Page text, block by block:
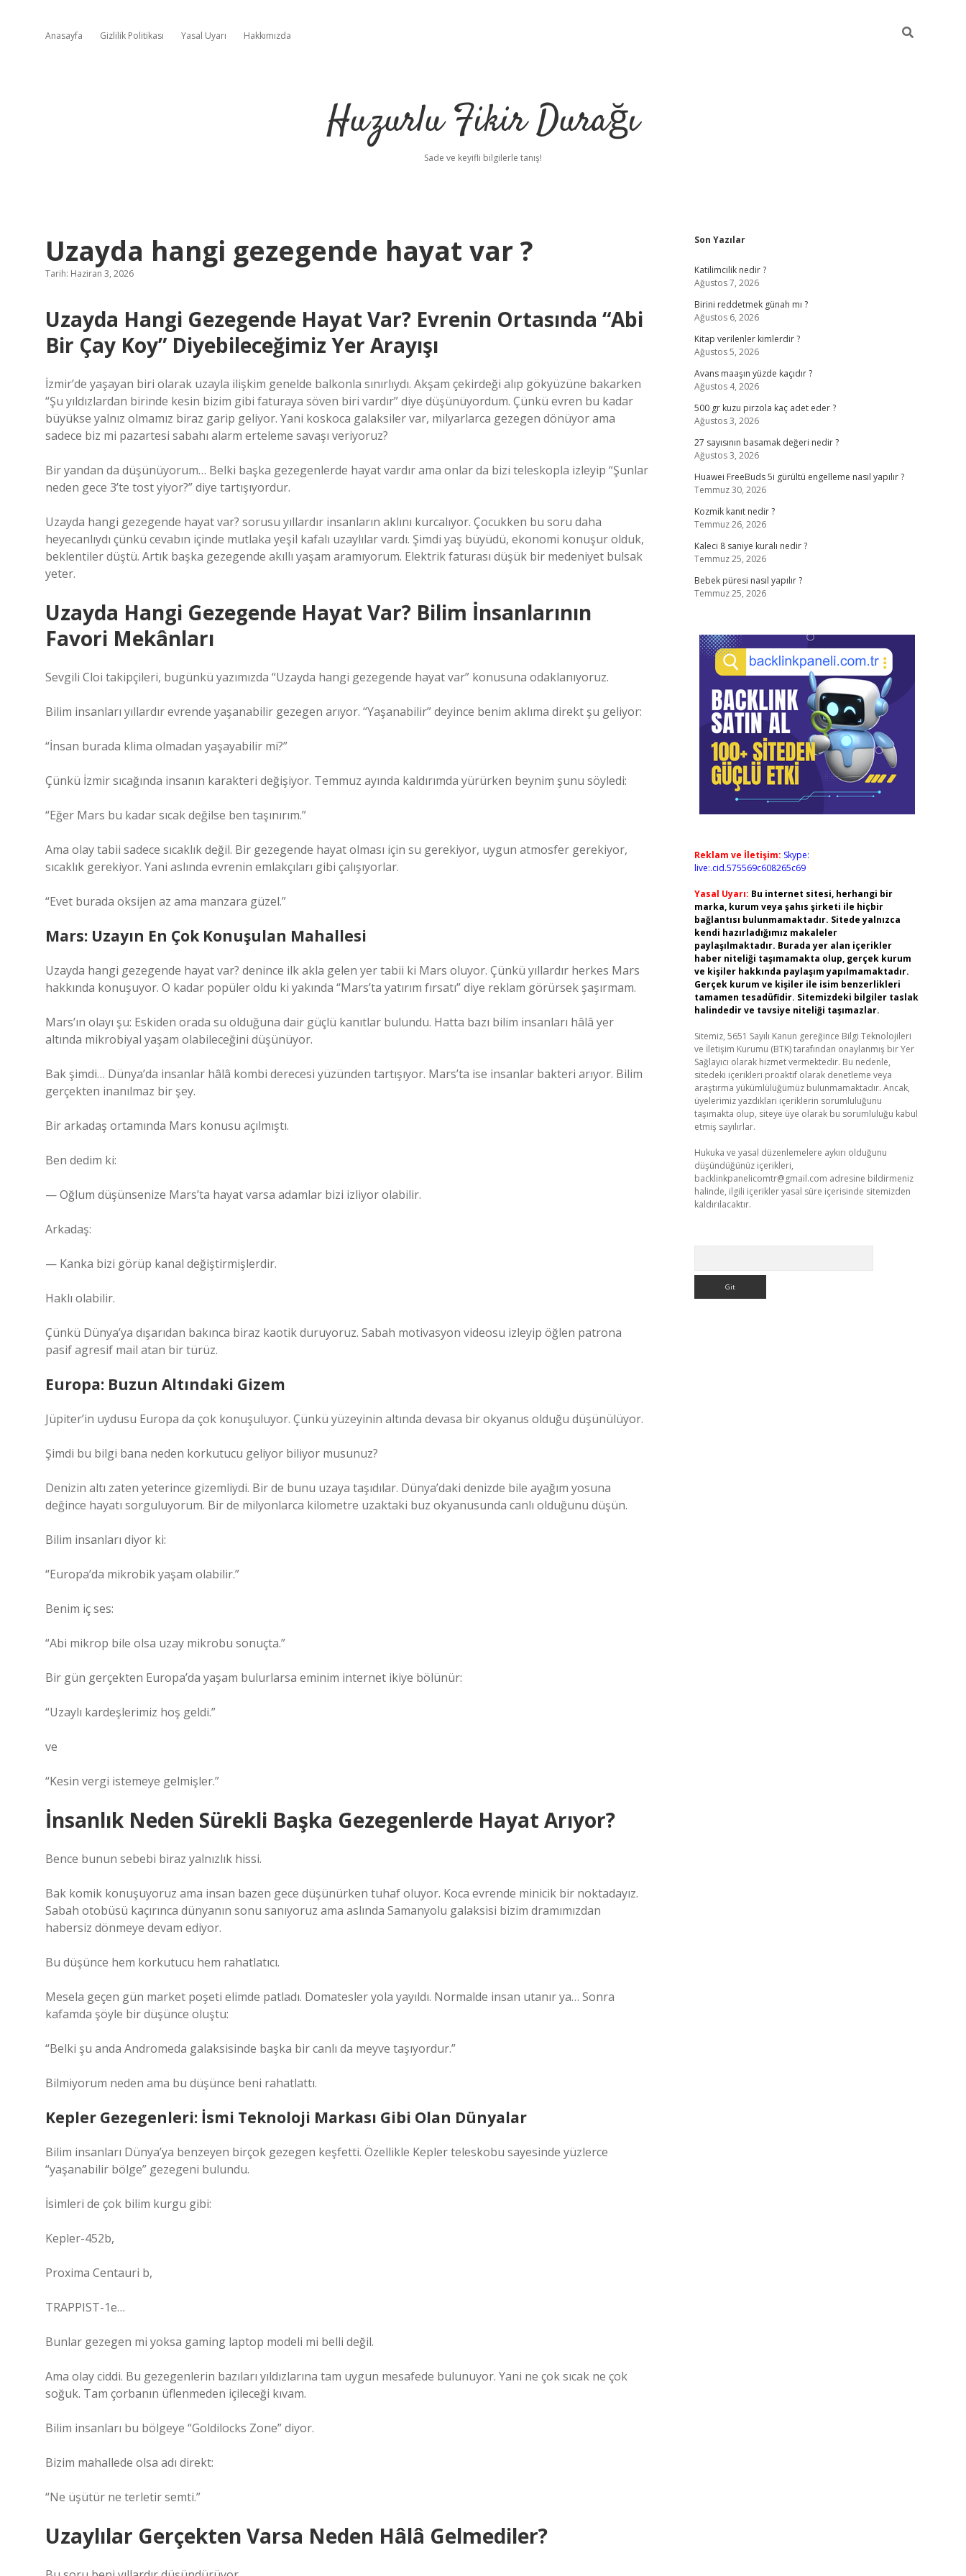
Anasayfa Gizlilik Politikası Yasal Uyarı Hakkımızda
Huzurlu Fikir Durağı
Sade ve keyifli bilgilerle tanış!
Uzayda hangi gezegende hayat var ?
Tarih: Haziran 3, 2026
Uzayda Hangi Gezegende Hayat Var? Evrenin Ortasında “Abi
Bir Çay Koy” Diyebileceğimiz Yer Arayışı
İzmir’de yaşayan biri olarak uzayla ilişkim genelde balkonla sınırlıydı. Akşam çekirdeği alıp gökyüzüne bakarken
“Şu yıldızlardan birinde kesin bizim gibi faturaya söven biri vardır” diye düşünüyordum. Çünkü evren bu kadar
büyükse yalnız olmamız biraz garip geliyor. Yani koskoca galaksiler var, milyarlarca gezegen dönüyor ama
sadece biz mi pazartesi sabahı alarm erteleme savaşı veriyoruz?
Bir yandan da düşünüyorum… Belki başka gezegenlerde hayat vardır ama onlar da bizi teleskopla izleyip “Şunlar
neden gece 3’te tost yiyor?” diye tartışıyordur.
Uzayda hangi gezegende hayat var? sorusu yıllardır insanların aklını kurcalıyor. Çocukken bu soru daha
heyecanlıydı çünkü cevabın içinde mutlaka yeşil kafalı uzaylılar vardı. Şimdi yaş büyüdü, ekonomi konuşur olduk,
beklentiler düştü. Artık başka gezegende akıllı yaşam aramıyorum. Elektrik faturası düşük bir medeniyet bulsak
yeter.
Uzayda Hangi Gezegende Hayat Var? Bilim İnsanlarının
Favori Mekânları
Sevgili Cloi takipçileri, bugünkü yazımızda “Uzayda hangi gezegende hayat var” konusuna odaklanıyoruz.
Bilim insanları yıllardır evrende yaşanabilir gezegen arıyor. “Yaşanabilir” deyince benim aklıma direkt şu geliyor:
“İnsan burada klima olmadan yaşayabilir mi?”
Çünkü İzmir sıcağında insanın karakteri değişiyor. Temmuz ayında kaldırımda yürürken beynim şunu söyledi:
“Eğer Mars bu kadar sıcak değilse ben taşınırım.”
Ama olay tabii sadece sıcaklık değil. Bir gezegende hayat olması için su gerekiyor, uygun atmosfer gerekiyor,
sıcaklık gerekiyor. Yani aslında evrenin emlakçıları gibi çalışıyorlar.
“Evet burada oksijen az ama manzara güzel.”
Mars: Uzayın En Çok Konuşulan Mahallesi
Uzayda hangi gezegende hayat var? denince ilk akla gelen yer tabii ki Mars oluyor. Çünkü yıllardır herkes Mars
hakkında konuşuyor. O kadar popüler oldu ki yakında “Mars’ta yatırım fırsatı” diye reklam görürsek şaşırmam.
Mars’ın olayı şu: Eskiden orada su olduğuna dair güçlü kanıtlar bulundu. Hatta bazı bilim insanları hâlâ yer
altında mikrobiyal yaşam olabileceğini düşünüyor.
Bak şimdi… Dünya’da insanlar hâlâ kombi derecesi yüzünden tartışıyor. Mars’ta ise insanlar bakteri arıyor. Bilim
gerçekten inanılmaz bir şey.
Bir arkadaş ortamında Mars konusu açılmıştı.
Ben dedim ki:
— Oğlum düşünsenize Mars’ta hayat varsa adamlar bizi izliyor olabilir.
Arkadaş:
— Kanka bizi görüp kanal değiştirmişlerdir.
Haklı olabilir.
Çünkü Dünya’ya dışarıdan bakınca biraz kaotik duruyoruz. Sabah motivasyon videosu izleyip öğlen patrona
pasif agresif mail atan bir türüz.
Europa: Buzun Altındaki Gizem
Jüpiter’in uydusu Europa da çok konuşuluyor. Çünkü yüzeyinin altında devasa bir okyanus olduğu düşünülüyor.
Şimdi bu bilgi bana neden korkutucu geliyor biliyor musunuz?
Denizin altı zaten yeterince gizemliydi. Bir de bunu uzaya taşıdılar. Dünya’daki denizde bile ayağım yosuna
değince hayatı sorguluyorum. Bir de milyonlarca kilometre uzaktaki buz okyanusunda canlı olduğunu düşün.
Bilim insanları diyor ki:
“Europa’da mikrobik yaşam olabilir.”
Benim iç ses:
“Abi mikrop bile olsa uzay mikrobu sonuçta.”
Bir gün gerçekten Europa’da yaşam bulurlarsa eminim internet ikiye bölünür:
“Uzaylı kardeşlerimiz hoş geldi.”
ve
“Kesin vergi istemeye gelmişler.”
İnsanlık Neden Sürekli Başka Gezegenlerde Hayat Arıyor?
Bence bunun sebebi biraz yalnızlık hissi.
Bak komik konuşuyoruz ama insan bazen gece düşünürken tuhaf oluyor. Koca evrende minicik bir noktadayız.
Sabah otobüsü kaçırınca dünyanın sonu sanıyoruz ama aslında Samanyolu galaksisi bizim dramımızdan
habersiz dönmeye devam ediyor.
Bu düşünce hem korkutucu hem rahatlatıcı.
Mesela geçen gün market poşeti elimde patladı. Domatesler yola yayıldı. Normalde insan utanır ya… Sonra
kafamda şöyle bir düşünce oluştu:
“Belki şu anda Andromeda galaksisinde başka bir canlı da meyve taşıyordur.”
Bilmiyorum neden ama bu düşünce beni rahatlattı.
Kepler Gezegenleri: İsmi Teknoloji Markası Gibi Olan Dünyalar
Bilim insanları Dünya’ya benzeyen birçok gezegen keşfetti. Özellikle Kepler teleskobu sayesinde yüzlerce
“yaşanabilir bölge” gezegeni bulundu.
İsimleri de çok bilim kurgu gibi:
Kepler-452b,
Proxima Centauri b,
TRAPPIST-1e…
Bunlar gezegen mi yoksa gaming laptop modeli mi belli değil.
Ama olay ciddi. Bu gezegenlerin bazıları yıldızlarına tam uygun mesafede bulunuyor. Yani ne çok sıcak ne çok
soğuk. Tam çorbanın üflenmeden içileceği kıvam.
Bilim insanları bu bölgeye “Goldilocks Zone” diyor.
Bizim mahallede olsa adı direkt:
“Ne üşütür ne terletir semti.”
Uzaylılar Gerçekten Varsa Neden Hâlâ Gelmediler?
Sidebar
Son Yazılar
Katilimcilik nedir ?
Ağustos 7, 2026
Birini reddetmek günah mı ?
Ağustos 6, 2026
Kitap verilenler kimlerdir ?
Ağustos 5, 2026
Avans maaşın yüzde kaçıdır ?
Ağustos 4, 2026
500 gr kuzu pirzola kaç adet eder ?
Ağustos 3, 2026
27 sayısının basamak değeri nedir ?
Ağustos 3, 2026
Huawei FreeBuds 5i gürültü engelleme nasıl yapılır ?
Temmuz 30, 2026
Kozmik kanıt nedir ?
Temmuz 26, 2026
Kaleci 8 saniye kuralı nedir ?
Temmuz 25, 2026
Bebek püresi nasıl yapılır ?
Temmuz 25, 2026
Reklam ve İletişim: Skype:
live:.cid.575569c608265c69
Yasal Uyarı: Bu internet sitesi, herhangi bir
marka, kurum veya şahıs şirketi ile hiçbir
bağlantısı bulunmamaktadır. Sitede yalnızca
kendi hazırladığımız makaleler
paylaşılmaktadır. Burada yer alan içerikler
haber niteliği taşımamakta olup, gerçek kurum
ve kişiler hakkında paylaşım yapılmamaktadır.
Gerçek kurum ve kişiler ile isim benzerlikleri
tamamen tesadüfidir. Sitemizdeki bilgiler taslak
halindedir ve tavsiye niteliği taşımazlar.
Sitemiz, 5651 Sayılı Kanun gereğince Bilgi Teknolojileri
ve İletişim Kurumu (BTK) tarafından onaylanmış bir Yer
Sağlayıcı olarak hizmet vermektedir. Bu nedenle,
sitedeki içerikleri proaktif olarak denetleme veya
araştırma yükümlülüğümüz bulunmamaktadır. Ancak,
üyelerimiz yazdıkları içeriklerin sorumluluğunu
taşımakta olup, siteye üye olarak bu sorumluluğu kabul
etmiş sayılırlar.
Hukuka ve yasal düzenlemelere aykırı olduğunu
düşündüğünüz içerikleri,
backlinkpanelicomtr@gmail.com adresine bildirmeniz
halinde, ilgili içerikler yasal süre içerisinde sitemizden
kaldırılacaktır.
ilbet girişhttps://betexpergiris.casino/